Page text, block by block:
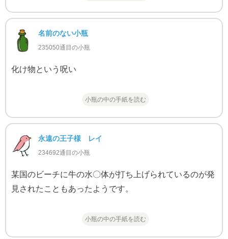
名前のない小瓶
235050通目の小瓶
化け物という呪い
小瓶の中の手紙を読む
永遠の王子様 レイ
234692通目の小瓶
某国のビーチに牛の水〇体が打ち上げられているのが発
見されたこともあったようです。
小瓶の中の手紙を読む